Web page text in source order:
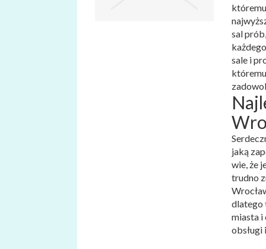
sal
sale i
jaką
wie, że
trudno
dlatego
miasta
obsługi